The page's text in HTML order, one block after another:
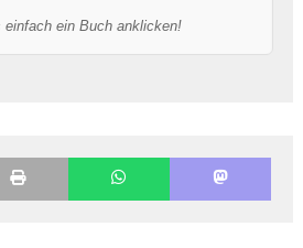
einfach ein Buch anklicken!